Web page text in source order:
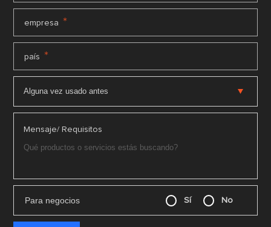
empresa *
país *
Mensaje/ Requisitos
Para negocios Sí No